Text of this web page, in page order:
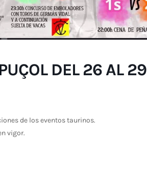
DEL 26 AL 29
de los eventos taurinos.
vigor.